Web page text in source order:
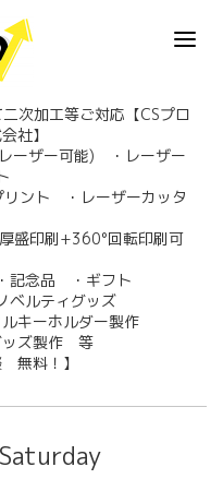
次加工等ご対応【CSプロ
社】
ーザー可能) ・レーザー
ント ・レーザーカッタ
盛印刷+360°回転印刷可
記念品 ・ギフト
ベルティグッズ
ルキーホルダー製作
ッズ製作 等
無料！】